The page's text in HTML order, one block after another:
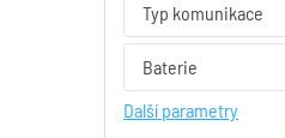
Typ komunikace
Baterie
Další parametry